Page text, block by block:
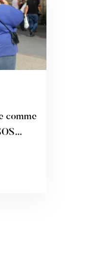
comme